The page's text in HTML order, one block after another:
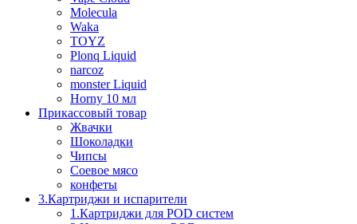
Molecula
Waka
TOYZ
Plonq Liquid
narcoz
monster Liquid
Horny 10 мл
Прикассовый товар
Жвачки
Шоколадки
Чипсы
Соевое мясо
конфеты
3.Картриджи и испарители
1.Картриджи для POD систем